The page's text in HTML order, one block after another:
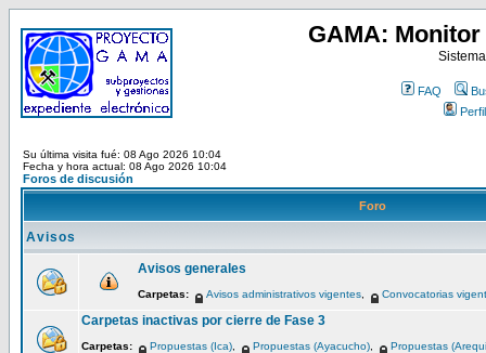
GAMA:
FAQ
Perfil
Su última visita fué: 08 Ago 2026 10:04
Fecha y hora actual: 08 Ago 2026 10:04
Foros de discusión
Foro
Avisos
Avisos generales
Carpetas: Avisos administrativos vigentes Convocatorias
Carpetas inactivas por cierre de Fase 3
Carpetas: Propuestas (Ica) Propuestas (Ayacucho)
Propuestas